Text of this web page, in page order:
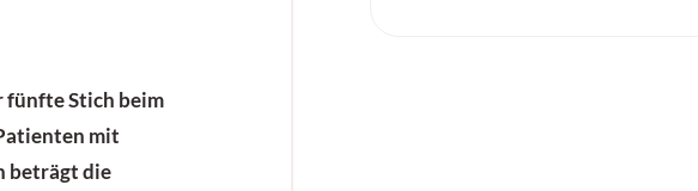
fünfte Stich beim
mit
beträgt die